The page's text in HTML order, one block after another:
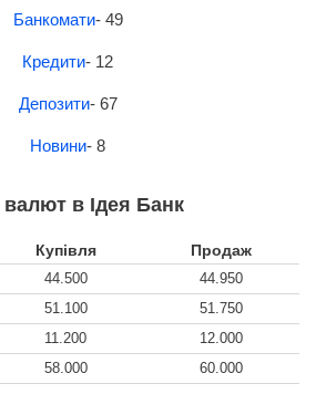
Банкомати- 49
Кредити- 12
Депозити- 67
Новини- 8
валют в Ідея Банк
Купівля Продаж
44.500
44.950
51.100
51.750
11.200
12.000
58.000 60.000